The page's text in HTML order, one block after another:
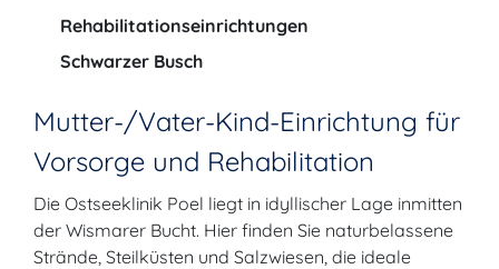
Rehabilitationseinrichtungen
Schwarzer Busch
Mutter-/Vater-Kind-Einrichtung für
Vorsorge und Rehabilitation
Die Ostseeklinik Poel liegt in idyllischer Lage inmitten
der Wismarer Bucht. Hier finden Sie naturbelassene
Strände, Steilküsten und Salzwiesen, die ideale